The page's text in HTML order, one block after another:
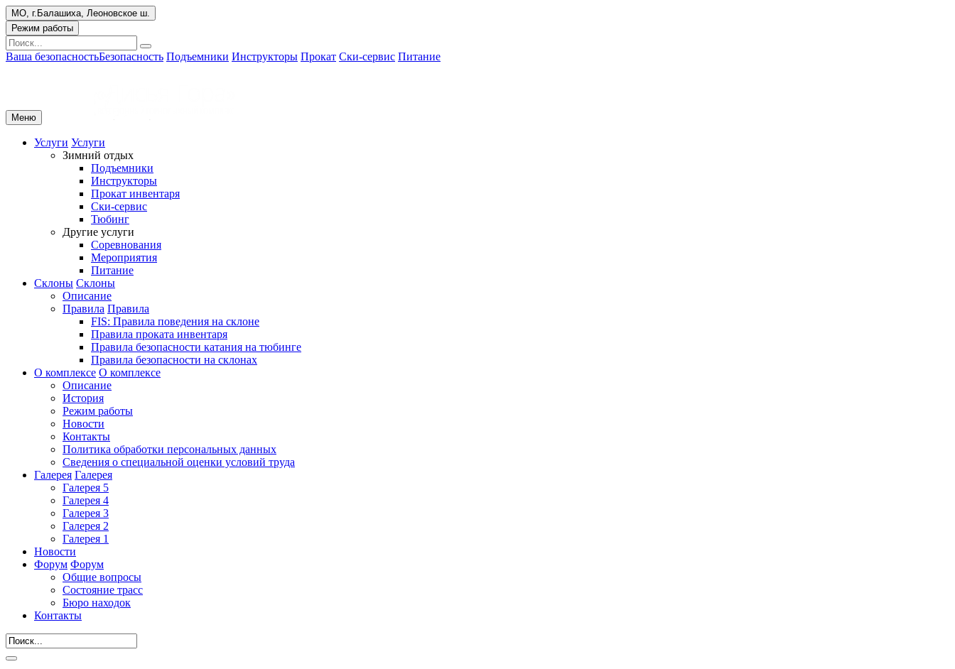
МО, г.Балашиха, Леоновское ш.
Режим работы
Ваша безопасностьБезопасность Подъемники Инструкторы Прокат Ски-сервис Питание
Меню
Услуги Услуги
Зимний отдых
Подъемники
Инструкторы
Прокат инвентаря
Ски-сервис
Тюбинг
Другие услуги
Соревнования
Мероприятия
Питание
Склоны Склоны
Описание
Правила Правила
FIS: Правила поведения на склоне
Правила проката инвентаря
Правила безопасности катания на тюбинге
Правила безопасности на склонах
О комплексе О комплексе
Описание
История
Режим работы
Новости
Контакты
Политика обработки персональных данных
Сведения о специальной оценки условий труда
Галерея Галерея
Галерея 5
Галерея 4
Галерея 3
Галерея 2
Галерея 1
Новости
Форум Форум
Общие вопросы
Состояние трасс
Бюро находок
Контакты